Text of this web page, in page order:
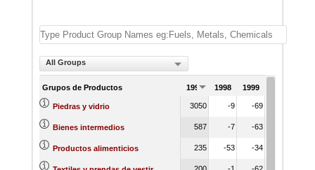
All Groups
Grupos de Productos 1997 1998 1999
Piedras y vidrio 3050 -9 -69
Bienes intermedios 587 -7 -63
Productos alimenticios 235 -53 -34
200 -1 -62